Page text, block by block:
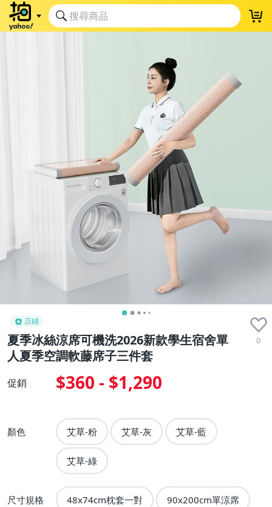
店鋪
夏季冰絲涼席可機洗2026新款學生宿舍單
人夏季空調軟藤席子三件套
0
促銷 $360 - $1,290
顏色 艾草-粉 艾草-灰 艾草-藍
艾草-綠
尺寸規格 48x74cm枕套一對 90x200cm單涼席